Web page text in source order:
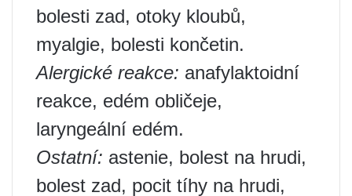
bolesti zad, otoky kloubů,
myalgie, bolesti končetin.
Alergické reakce: anafylaktoidní
reakce, edém obličeje,
laryngeální edém.
Ostatní: astenie, bolest na hrudi,
bolest zad, pocit tíhy na hrudi,